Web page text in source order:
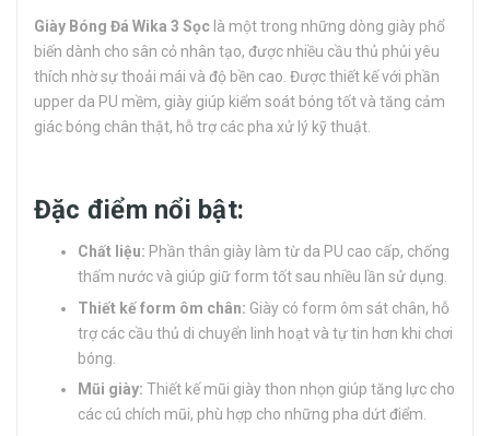
Giày Bóng Đá Wika 3 Sọc là một trong những dòng giày phổ
biến dành cho sân cỏ nhân tạo, được nhiều cầu thủ phủi yêu
thích nhờ sự thoải mái và độ bền cao. Được thiết kế với phần
upper da PU mềm, giày giúp kiểm soát bóng tốt và tăng cảm
giác bóng chân thật, hỗ trợ các pha xử lý kỹ thuật.
Đặc điểm nổi bật:
Chất liệu: Phần thân giày làm từ da PU cao cấp, chống
thấm nước và giúp giữ form tốt sau nhiều lần sử dụng.
Thiết kế form ôm chân: Giày có form ôm sát chân, hỗ
trợ các cầu thủ di chuyển linh hoạt và tự tin hơn khi chơi
bóng.
Mũi giày: Thiết kế mũi giày thon nhọn giúp tăng lực cho
các cú chích mũi, phù hợp cho những pha dứt điểm.